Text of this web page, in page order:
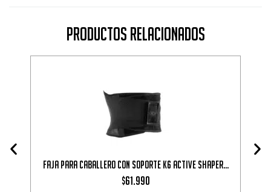
Productos Relacionados
Faja para caballero con soporte K6 Active Shaper...
$61.990